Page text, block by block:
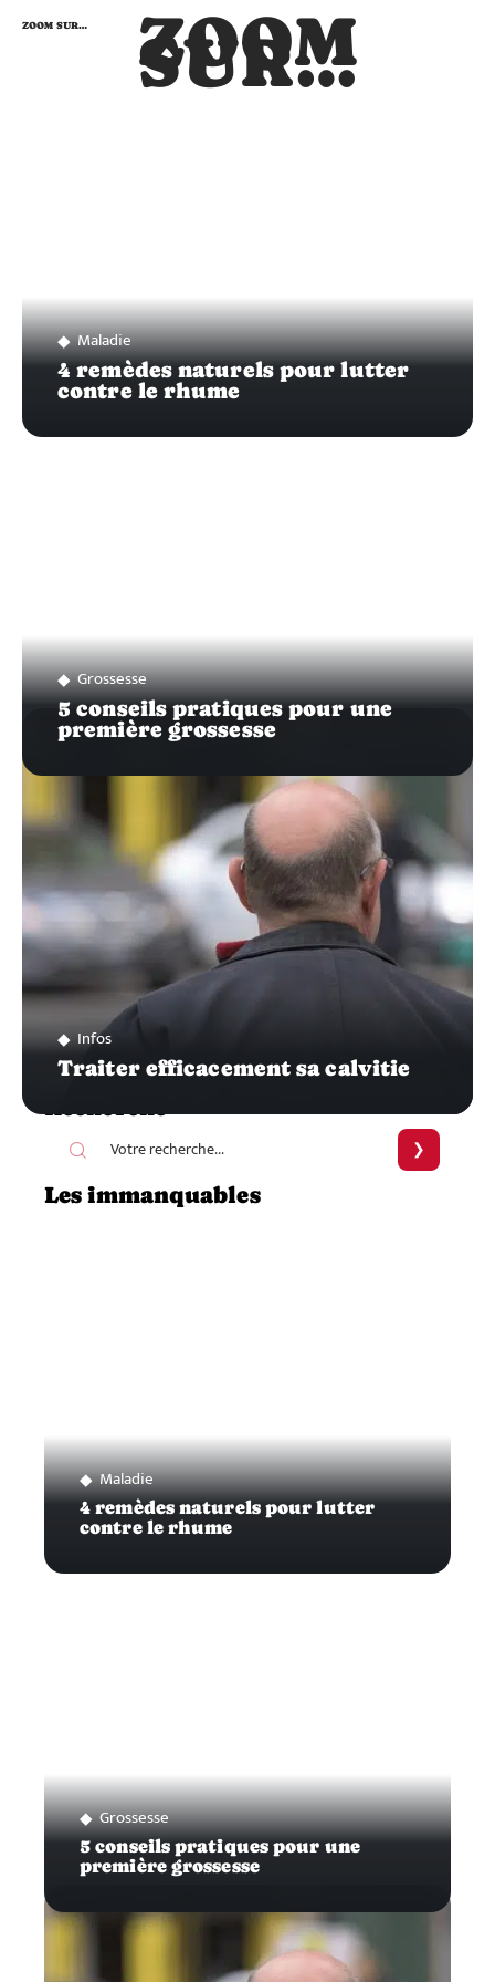
ZOOM
SUR…
ZOOM SUR…
Maladie
4 remèdes naturels pour lutter
contre le rhume
Grossesse
5 conseils pratiques pour une
première grossesse
Infos
Traiter efficacement sa calvitie
Recherche
Les immanquables
Maladie
4 remèdes naturels pour lutter
contre le rhume
Grossesse
5 conseils pratiques pour une
première grossesse